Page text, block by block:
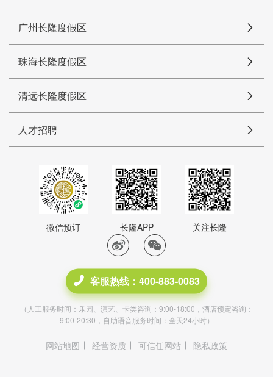
广州长隆度假区
珠海长隆度假区
清远长隆度假区
人才招聘
微信预订 长隆APP 关注长隆
客服热线：400-883-0083
（人工服务时间：乐园、演艺、卡类咨询：9:00-18:00，酒店预定咨询：
9:00-20:30，自助语音服务时间：全天24小时）
网站地图 经营资质 可信任网站 隐私政策